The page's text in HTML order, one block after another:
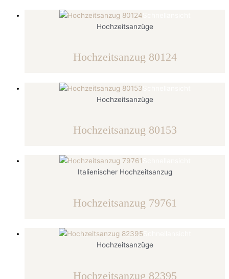
Hochzeitsanzüge
Hochzeitsanzug 80124
Hochzeitsanzüge
Hochzeitsanzug 80153
Italienischer Hochzeitsanzug
Hochzeitsanzug 79761
Schnellansicht
Hochzeitsanzüge
Hochzeitsanzug 82395